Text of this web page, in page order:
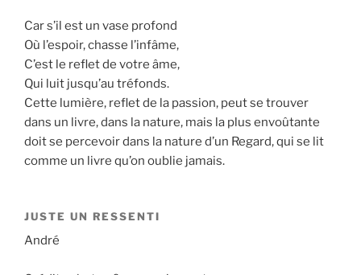
Car s’il est un vase profond
Où l’espoir, chasse l’infâme,
C’est le reflet de votre âme,
Qui luit jusqu’au tréfonds.
Cette lumière, reflet de la passion, peut se trouver
dans un livre, dans la nature, mais la plus envoûtante
doit se percevoir dans la nature d’un Regard, qui se lit
comme un livre qu’on oublie jamais.
JUSTE UN RESSENTI
André